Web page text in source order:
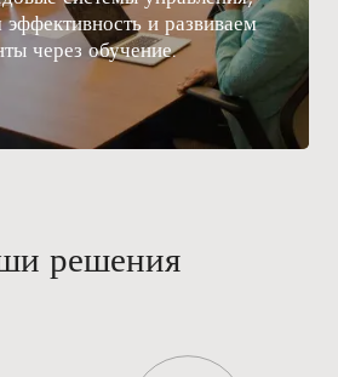
и развиваем
через обучение.
решения